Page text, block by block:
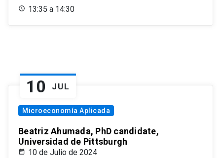
13:35 a 14:30
10 JUL
Microeconomía Aplicada
Beatriz Ahumada, PhD candidate,
Universidad de Pittsburgh
10 de Julio de 2024